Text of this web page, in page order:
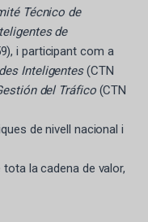
Técnico de
de
i participant com a
Inteligentes(CTN
del Tráfico (CTN
de nivell nacional i
la cadena de valor,